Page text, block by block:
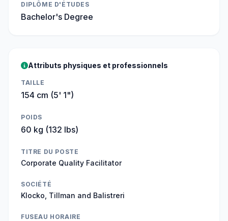
DIPLÔME D'ÉTUDES
Bachelor's Degree
Attributs physiques et professionnels
TAILLE
154 cm (5' 1")
POIDS
60 kg (132 lbs)
TITRE DU POSTE
Corporate Quality Facilitator
SOCIÉTÉ
Klocko, Tillman and Balistreri
FUSEAU HORAIRE